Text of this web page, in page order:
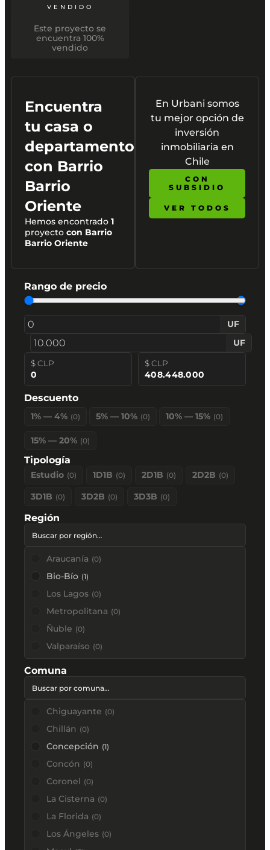
Encuentra
tu casa o
departamento
con Barrio
Barrio
Oriente
Hemos encontrado 1
proyecto con Barrio
Barrio Oriente
En Urbani somos
tu mejor opción de
inversión
inmobiliaria en
Chile
CON
SUBSIDIO
VER TODOS
VENDIDO
Este proyecto se
encuentra 100%
vendido
Rango de precio
UF
UF
$ CLP
0
$ CLP
408.448.000
Descuento
1% — 4% (0) 5% — 10% (0) 10% — 15% (0)
15% — 20% (0)
Tipología
Estudio (0) 1D1B (0) 2D1B (0) 2D2B (0)
3D1B (0) 3D2B (0) 3D3B (0)
Región
Araucanía (0)
Bio-Bío (1)
Los Lagos (0)
Metropolitana (0)
Ñuble (0)
Valparaíso (0)
Comuna
Chiguayante (0)
Chillán (0)
Concepción (1)
Concón (0)
Coronel (0)
La Cisterna (0)
La Florida (0)
Los Ángeles (0)